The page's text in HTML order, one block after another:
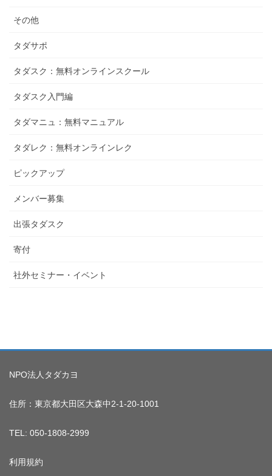
その他
タダサポ
タダスク：無料オンラインスクール
タダスク入門編
タダマニュ：無料マニュアル
タダレク：無料オンラインレク
ピックアップ
メンバー募集
出張タダスク
寄付
社外セミナー・イベント
NPO法人タダカヨ
住所：東京都大田区大森中2-1-20-1001
TEL: 050-1808-2999
利用規約